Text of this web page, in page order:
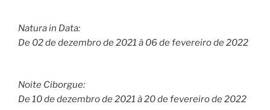
Natura in Data:
De 02 de dezembro de 2021 à 06 de fevereiro de 2022
Noite Ciborgue:
De 10 de dezembro de 2021 à 20 de fevereiro de 2022